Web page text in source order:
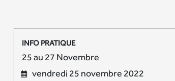
INFO PRATIQUE
25 au 27 Novembre
vendredi 25 novembre 2022